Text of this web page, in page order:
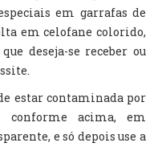
em garrafas de
em celofane colorido,
deseja-se receber ou
estar contaminada por
conforme acima, em
e só depois use a